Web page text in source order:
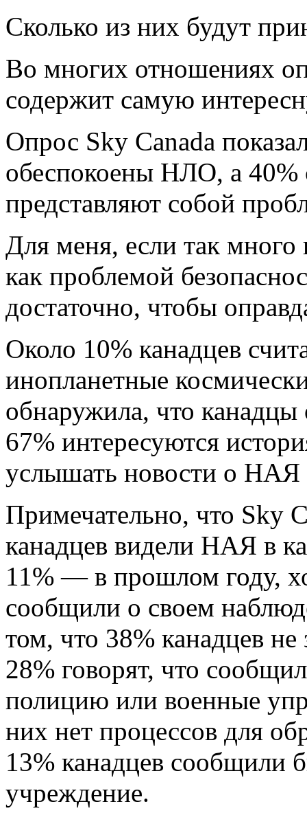
Сколько из них будут
Во многих отношениях
содержит самую
Опрос Sky Canada
обеспокоены НЛО, а
представляют собой
Для меня, если так
как проблемой
достаточно, чтобы
Около 10% канадцев
инопланетные
обнаружила, что
67% интересуются
услышать новости о НАЯ
Примечательно, что Sky
канадцев видели НАЯ в
11% — в прошлом году,
сообщили о своем
том, что 38% канадцев
28% говорят, что
полицию или военные
них нет процессов для
13% канадцев сообщили
учреждение.